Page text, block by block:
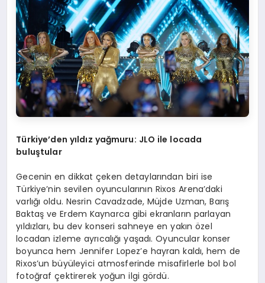
Türkiye’den yıldız yağmuru: JLO ile locada
buluştular
Gecenin en dikkat çeken detaylarından biri ise
Türkiye’nin sevilen oyuncularının Rixos Arena’daki
varlığı oldu. Nesrin Cavadzade, Müjde Uzman, Barış
Baktaş ve Erdem Kaynarca gibi ekranların parlayan
yıldızları, bu dev konseri sahneye en yakın özel
locadan izleme ayrıcalığı yaşadı. Oyuncular konser
boyunca hem Jennifer Lopez’e hayran kaldı, hem de
Rixos’un büyüleyici atmosferinde misafirlerle bol bol
fotoğraf çektirerek yoğun ilgi gördü.